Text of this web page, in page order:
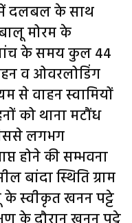
में दलबल के साथ
मोरम के
के समय कुल 44
व ओवरलोडिंग
से वाहन स्वामियों
को थाना मटौंध
लगभग
होने की सम्भवना
बांदा स्थिति ग्राम
स्वीकृत खनन पट्टे